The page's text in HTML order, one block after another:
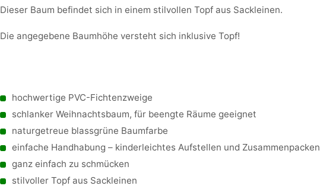
Dieser Baum befindet sich in einem stilvollen Topf aus Sackleinen.
Die angegebene Baumhöhe versteht sich inklusive Topf!
hochwertige PVC-Fichtenzweige
schlanker Weihnachtsbaum, für beengte Räume geeignet
naturgetreue blassgrüne Baumfarbe
einfache Handhabung – kinderleichtes Aufstellen und Zusammenpacken
ganz einfach zu schmücken
stilvoller Topf aus Sackleinen